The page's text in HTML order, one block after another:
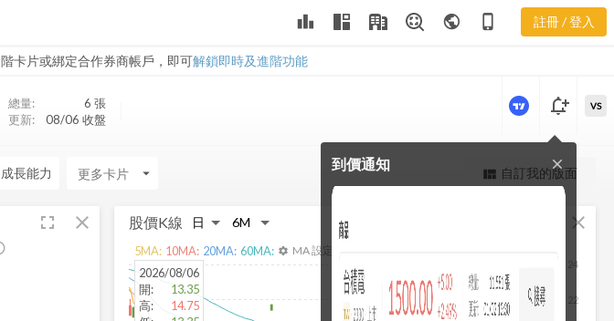
leaderboard public phone_iphone 註冊 / 登入
卡片或綁定合作券商帳戶，即可解鎖即時及進階功能
況
總量: 6 張
更新:
08/06 收盤
更強大的進階價量圖表
notification_add
到價通知 close
VS
成長能力 arrow_drop_down view_quilt 自訂我的版面
fullscreen close 股價K線 close
22
24
2026/08/06
開:
13.35
高:
14.75
5MA: 10MA: 20MA: 60MA: settings MA 設定